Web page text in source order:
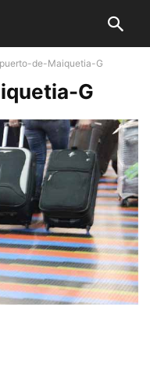
de-Maiquetia-G
G